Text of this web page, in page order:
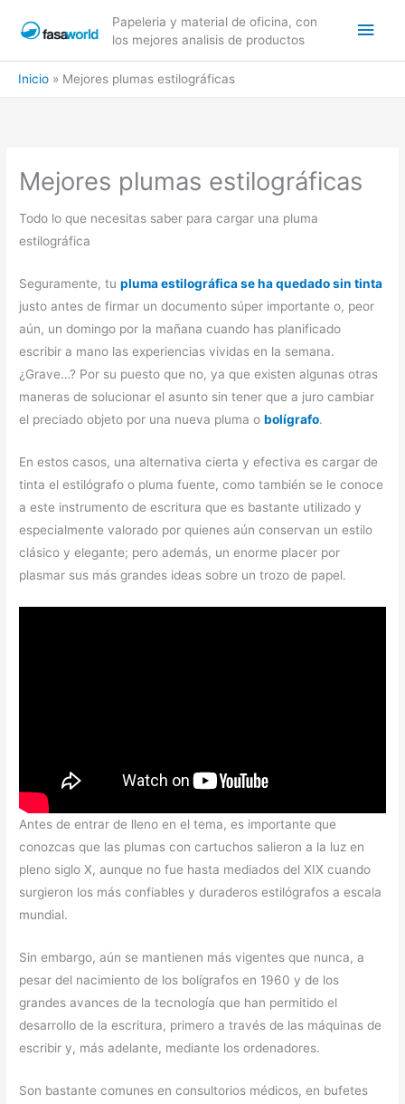
Papeleria y material de oficina, con
los mejores analisis de productos
Inicio Mejores plumas estilográficas
Mejores plumas estilográficas
Todo lo que necesitas saber para cargar una pluma
estilográfica
Seguramente, tupluma estilográfica se ha quedado sin tinta
justo antes de firmar un documento súper importante o, peor
aún, un domingo por la mañana cuando has planificado
escribir a mano las experiencias vividas en la semana.
¿Grave…? Por su puesto que no, ya que existen algunas otras
maneras de solucionar el asunto sin tener que a juro cambiar
el preciado objeto por una nueva pluma obolígrafo.
En estos casos, una alternativa cierta y efectiva es cargar de
tinta el estilógrafo o pluma fuente, como también se le conoce
a este instrumento de escritura que es bastante utilizado y
especialmente valorado por quienes aún conservan un estilo
clásico y elegante; pero además, un enorme placer por
plasmar sus más grandes ideas sobre un trozo de papel.
Antes de entrar de lleno en el tema, es importante que
conozcas que las plumas con cartuchos salieron a la luz en
pleno siglo X, aunque no fue hasta mediados del XIX cuando
surgieron los más confiables y duraderos estilógrafos a escala
mundial.
Sin embargo, aún se mantienen más vigentes que nunca, a
pesar del nacimiento de los bolígrafos en 1960 y de los
grandes avances de la tecnología que han permitido el
desarrollo de la escritura, primero a través de las máquinas de
escribir y, más adelante, mediante los ordenadores.
Son bastante comunes en consultorios médicos, en bufetes